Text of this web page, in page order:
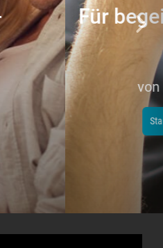
Filmeliebhaber
–
Topfilme
Zeichentrick
tägiges Testpaket